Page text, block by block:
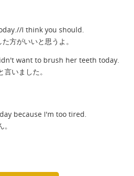
I think you should.
方がいいと思うよ。
want to brush her teeth today.
いました。
because I'm too tired.